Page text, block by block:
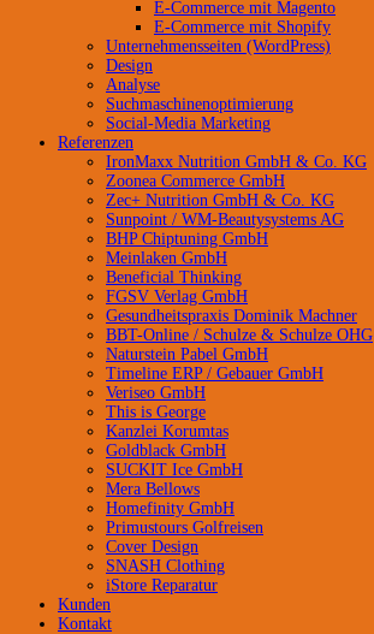
E-Commerce mit Magento
E-Commerce mit Shopify
Unternehmensseiten (WordPress)
Design
Analyse
Suchmaschinenoptimierung
Social-Media Marketing
Referenzen
IronMaxx Nutrition GmbH & Co. KG
Zoonea Commerce GmbH
Zec+ Nutrition GmbH & Co. KG
Sunpoint / WM-Beautysystems AG
BHP Chiptuning GmbH
Meinlaken GmbH
Beneficial Thinking
FGSV Verlag GmbH
Gesundheitspraxis Dominik Machner
BBT-Online / Schulze & Schulze OHG
Naturstein Pabel GmbH
Timeline ERP / Gebauer GmbH
Veriseo GmbH
This is George
Kanzlei Korumtas
Goldblack GmbH
SUCKIT Ice GmbH
Mera Bellows
Homefinity GmbH
Primustours Golfreisen
Cover Design
SNASH Clothing
iStore Reparatur
Kunden
Kontakt